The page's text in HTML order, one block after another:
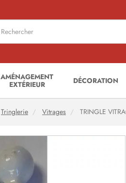
AMÉNAGEMENT
EXTÉRIEUR
DÉCORATION
Tringlerie Vitrages TRINGLE